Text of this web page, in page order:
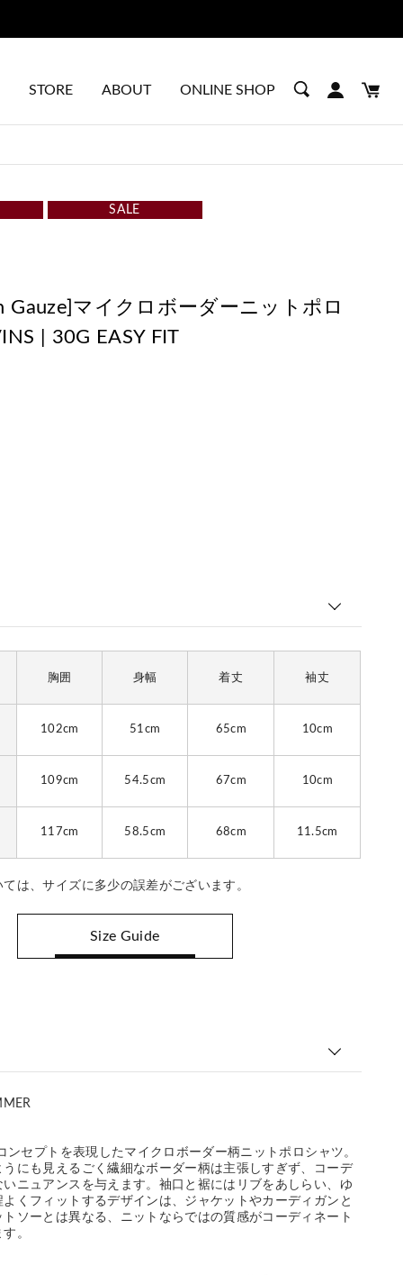
STORE ABOUT ONLINE SHOP
SALE
Gauze]マイクロボーダーニットポロ
| 30G EASY FIT
胸囲 身幅 着丈 袖丈
102cm 51cm 65cm 10cm
109cm 54.5cm 67cm 10cm
117cm 58.5cm 68cm 11.5cm
は、サイズに多少の誤差がございます。
Size Guide
ンセプトを表現したマイクロボーダー柄ニットポロシャツ。
にも見えるごく繊細なボーダー柄は主張しすぎず、コーデ
ニュアンスを与えます。袖口と裾にはリブをあしらい、ゆ
くフィットするデザインは、ジャケットやカーディガンと
ソーとは異なる、ニットならではの質感がコーディネート
。